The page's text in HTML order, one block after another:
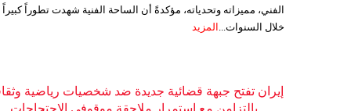
الفني، مميزاته وتحدياته، مؤكدةً أن الساحة الفنية شهدت تطوراً كبيراً
خلال السنوات... المزيد
إيران تفتح جبهة قضائية جديدة ضد شخصيات رياضية